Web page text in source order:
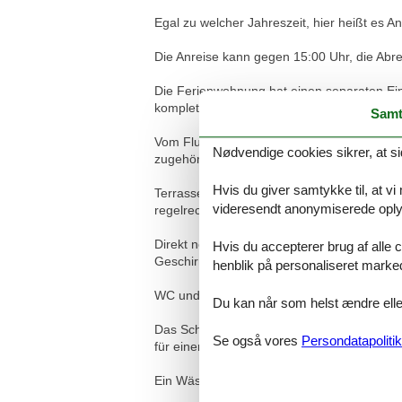
Egal zu welcher Jahreszeit, hier heißt es
Die Anreise kann gegen 15:00 Uhr, die
Die Ferienwohnung hat einen separaten
komplett neu renoviert und besticht durch
Vom Flur aus gelangen Sie direkt in das
zugehörigen Couchtisch für einen
Terrasse und Küche sind beide vom
regelrecht auch zum Sonnen ein.
Direkt neben dem Wohnzimmer befindet
Geschirrspüler. Ausreichend Geschirr,
WC und Dusche sind gleich vom Flur aus
Das Schlafzimmer wurde ebenfalls
für einen erholsamen Schlaf.
Ein Wäschepaket, bestehend aus
Nødvendige cookies sikrer, at
Hvis du giver samtykke til, at vi
videresendt anonymiserede
Hvis du accepterer brug af alle
henblik på personaliseret
Du kan når som helst ændre
Se også vores Persondatapolitik